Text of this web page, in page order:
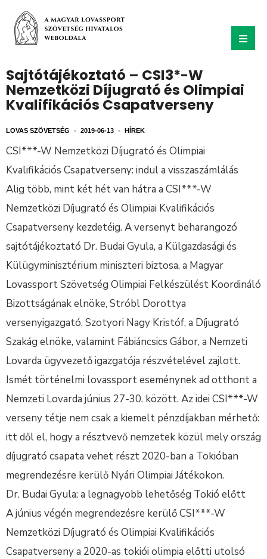
Sajtótájékoztató – CSI3*-W
Nemzetközi Díjugrató és Olimpiai
Kvalifikációs Csapatverseny
LOVAS SZÖVETSÉG • 2019-06-13 • HÍREK
CSI***-W Nemzetközi Díjugrató és Olimpiai
Kvalifikációs Csapatverseny: indul a visszaszámlálás
Alig több, mint két hét van hátra a CSI***-W
Nemzetközi Díjugrató és Olimpiai Kvalifikációs
Csapatverseny kezdetéig. A versenyt beharangozó
sajtótájékoztató Dr. Budai Gyula, a Külgazdasági és
Külügyminisztérium miniszteri biztosa, a Magyar
Lovassport Szövetség Olimpiai Felkészülést Koordináló
Bizottságának elnöke, Stróbl Dorottya
versenyigazgató, Szotyori Nagy Kristóf, a Díjugrató
Szakág elnöke, valamint Fábiáncsics Gábor, a Nemzeti
Lovarda ügyvezető igazgatója részvételével zajlott.
Ismét történelmi lovassport eseménynek ad otthont a
Nemzeti Lovarda június 27-30. között. Az idei CSI***-W
verseny tétje nem csak a kiemelt pénzdíjakban mérhető:
itt dől el, hogy a résztvevő nemzetek közül mely ország
díjugrató csapata vehet részt 2020-ban a Tokióban
megrendezésre kerülő Nyári Olimpiai Játékokon.
Dr. Budai Gyula: a legnagyobb lehetőség Tokió előtt
A június végén megrendezésre kerülő CSI***-W
Nemzetközi Díjugrató és Olimpiai Kvalifikációs
Csapatverseny a 2020-as tokiói olimpia előtti utolsó